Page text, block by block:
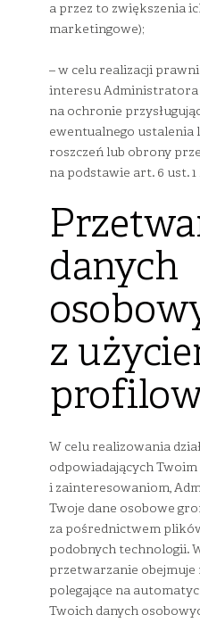
a przez to zwiększenia
marketingowe);
– w celu realizacji
interesu Administratora
na ochronie
ewentualnego ustalenia
roszczeń lub obrony
na podstawie art. 6 ust. 1
danych
z
W celu realizowania
odpowiadających
i zainteresowaniom,
Twoje dane osobowe
za pośrednictwem
podobnych technologii.
przetwarzanie
polegające na
Twoich danych